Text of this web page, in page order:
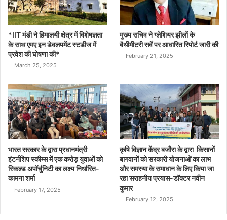
*IIT मंडी ने हिमालयी क्षेत्र में विशेषज्ञता
के साथ एमए इन डेवलपमेंट स्टडीज में
प्रवेश की घोषणा की*
March 25, 2025
मुख्य सचिव ने ग्लेशियर झीलों के
बैथीमीटरी सर्वे पर आधारित रिपोर्ट जारी की
February 21, 2025
भारत सरकार के द्वारा प्रधानमंत्री
इंटर्नशिप स्कीम्स में एक करोड़ युवाओं को
स्किल्ड अपॉर्चुनिटी का लक्ष्य निर्धारित-
कामना शर्मा
February 17, 2025
कृषि विज्ञान केंद्र बजौरा के द्वारा किसानों
बागवानों को सरकारी योजनाओं का लाभ
और समस्या के समाधान के लिए किया जा
रहा सराहनीय प्रयास-डॉक्टर नवीन
कुमार
February 12, 2025